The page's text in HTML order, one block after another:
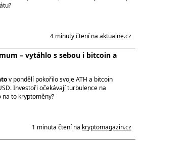
4 minuty čtení na aktualne.cz
– vytáhlo s sebou i bitcoin a
v pondělí pokořilo svoje ATH a bitcoin
Investoři očekávají turbulence na
na to kryptoměny?
1 minuta čtení na kryptomagazin.cz